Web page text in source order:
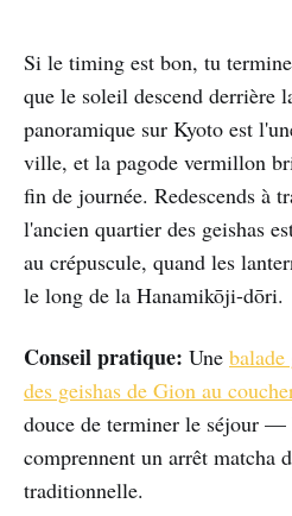
Si le timing est bon, tu
que le soleil descend derrière
panoramique sur Kyoto est
ville, et la pagode vermillon
fin de journée. Redescends à
l'ancien quartier des geishas
au crépuscule, quand les
le long de la Hanamikōji-dōri.
Conseil pratique: Une
des geishas de Gion au
douce de terminer le séjour —
comprennent un arrêt matcha
traditionnelle.